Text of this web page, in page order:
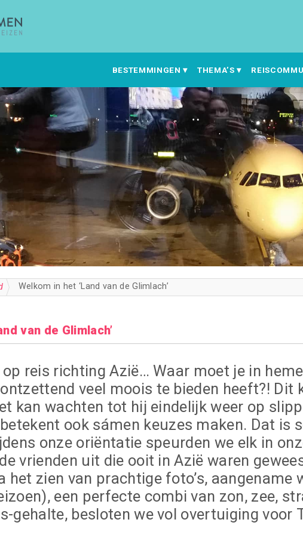
BESTEMMINGEN THEMA’S
Welkom in het ‘Land van de Glimlach’
van de Glimlach’
reis richting Azië… Waar moet je in
veel moois te bieden heeft?!
kan wachten tot hij eindelijk weer op
ook sámen keuzes maken. Dat is
onze oriëntatie speurden we elk in
vrienden uit die ooit in Azië waren
het zien van prachtige foto’s,
een perfecte combi van zon, zee,
gehalte, besloten we vol overtuiging voor